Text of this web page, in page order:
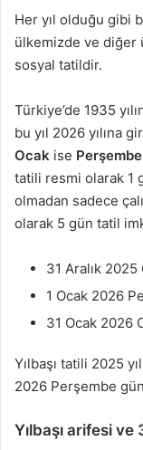
Her yıl olduğu gibi
ülkemizde ve diğer
sosyal tatildir.
Türkiye’de 1935
bu yıl 2026 yılına
Ocak ise Perşembe
tatili resmi olarak 1
olmadan sadece
olarak 5 gün tatil
31 Aralık 2025
1 Ocak 2026
31 Ocak 2026
Yılbaşı tatili 2025
2026 Perşembe
Yılbaşı arifesi ve